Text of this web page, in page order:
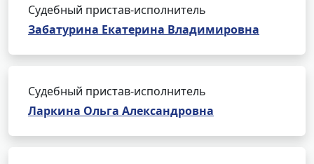
Судебный пристав-исполнитель
Забатурина Екатерина Владимировна
Судебный пристав-исполнитель
Ларкина Ольга Александровна